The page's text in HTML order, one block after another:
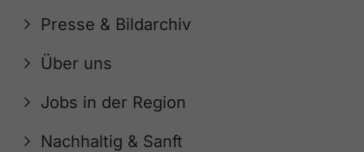
Presse & Bildarchiv
Über uns
Jobs in der Region
Nachhaltig & Sanft